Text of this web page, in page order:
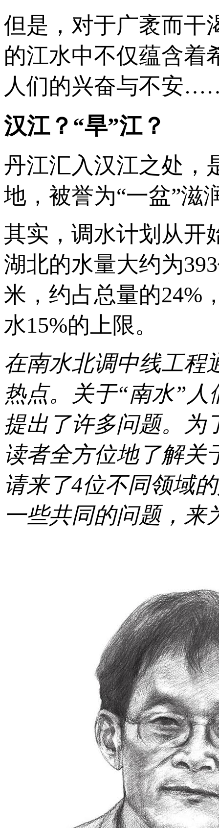
但是，对于广袤而干
的江水中不仅蕴含着
人们的兴奋与不安
汉江？“旱”江？
丹江汇入汉江之处，
地，被誉为“一盆”滋
其实，调水计划从开
湖北的水量大约为
米，约占总量的24%
水15%的上限。
在南水北调中线工程
热点。关于“南水”
提出了许多问题。为
读者全方位地了解关
请来了4位不同领域
一些共同的问题，来